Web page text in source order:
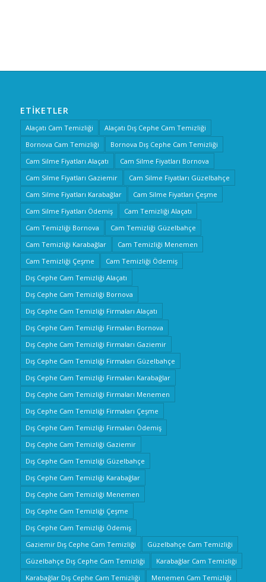
ETIKETLER
Alaçatı Cam Temizliği
Alaçatı Dış Cephe Cam Temizliği
Bornova Cam Temizliği
Bornova Dış Cephe Cam Temizliği
Cam Silme Fiyatları Alaçatı
Cam Silme Fiyatları Bornova
Cam Silme Fiyatları Gaziemir
Cam Silme Fiyatları Güzelbahçe
Cam Silme Fiyatları Karabağlar
Cam Silme Fiyatları Çeşme
Cam Silme Fiyatları Ödemiş
Cam Temizliği Alaçatı
Cam Temizliği Bornova
Cam Temizliği Güzelbahçe
Cam Temizliği Karabağlar
Cam Temizliği Menemen
Cam Temizliği Çeşme
Cam Temizliği Ödemiş
Dış Cephe Cam Temizliği Alaçatı
Dış Cephe Cam Temizliği Bornova
Dış Cephe Cam Temizliği Firmaları Alaçatı
Dış Cephe Cam Temizliği Firmaları Bornova
Dış Cephe Cam Temizliği Firmaları Gaziemir
Dış Cephe Cam Temizliği Firmaları Güzelbahçe
Dış Cephe Cam Temizliği Firmaları Karabağlar
Dış Cephe Cam Temizliği Firmaları Menemen
Dış Cephe Cam Temizliği Firmaları Çeşme
Dış Cephe Cam Temizliği Firmaları Ödemiş
Dış Cephe Cam Temizliği Gaziemir
Dış Cephe Cam Temizliği Güzelbahçe
Dış Cephe Cam Temizliği Karabağlar
Dış Cephe Cam Temizliği Menemen
Dış Cephe Cam Temizliği Çeşme
Dış Cephe Cam Temizliği Ödemiş
Gaziemir Dış Cephe Cam Temizliği
Güzelbahçe Cam Temizliği
Güzelbahçe Dış Cephe Cam Temizliği
Karabağlar Cam Temizliği
Karabağlar Dış Cephe Cam Temizliği
Menemen Cam Temizliği